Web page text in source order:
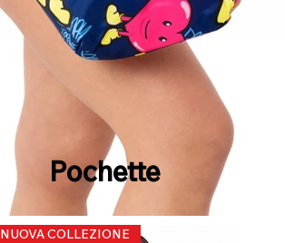
Pochette
NUOVA COLLEZIONE